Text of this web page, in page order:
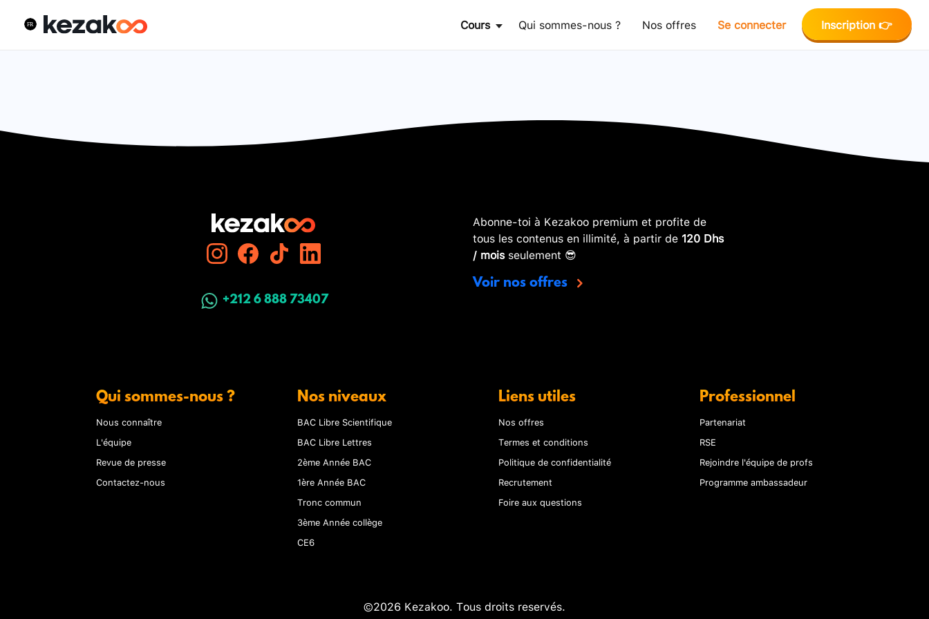
Cours Qui sommes-nous ? Nos offres Se connecter Inscription 👉
+212 6 888 73407
Abonne-toi à Kezakoo premium et profite de
tous les contenus en illimité, à partir de 120 Dhs
/ moisseulement 😎
Voir nos offres
Qui sommes-nous ?
Nous connaître
L'équipe
Revue de presse
Contactez-nous
Nos niveaux
BAC Libre Scientifique
BAC Libre Lettres
2ème Année BAC
1ère Année BAC
Tronc commun
3ème Année collège
CE6
Liens utiles
Nos offres
Termes et conditions
Politique de confidentialité
Recrutement
Foire aux questions
Professionnel
Partenariat
RSE
Rejoindre l'équipe de profs
Programme ambassadeur
©2026 Kezakoo. Tous droits reservés.